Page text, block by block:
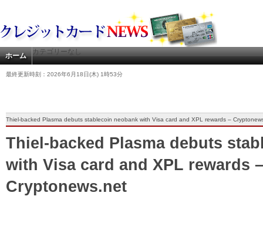
ホーム カテゴリーなし
最終更新時刻：2026年6月18日(木) 1時53分
Thiel-backed Plasma debuts stablecoin neobank with Visa card and XPL rewards –
Thiel-backed Plasma debuts
with Visa card and XPL rewards –
Cryptonews.net